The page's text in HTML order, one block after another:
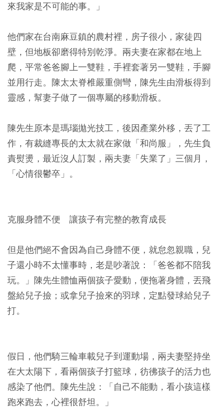
來我家是不可能的事。」
他們家在台南麻豆鎮的農村裡，房子很小，家徒四
壁，但地板卻磨得特別乾淨。兩夫妻在家都在地上
爬，平常爸爸腳上一雙鞋，手裡套著另一雙鞋，手腳
並用行走。陳太太脊椎嚴重側彎，陳先生由滑板得到
靈感，幫妻子做了一個專屬的移動滑板。
陳先生原本是瑪瑙拋光技工，後因產業外移，丟了工
作，有裁縫專長的太太就在家做「和尚服」，先生負
責熨燙，最近沒人訂製，兩夫妻「失業了」三個月，
「心情很鬱卒」。
克服身體不便 讓孩子有完整的教育成長
但是他們絕不會因為自己身體不便，就怠忽親職，兒
子還小時不太懂事時，老是吵著說：「爸爸都不陪我
玩。」陳先生體恤兩個孩子愛動，便拖著身體，丟飛
盤給兒子撿；或拿兒子撿來的羽球，定點發球給兒子
打。
假日，他們騎三輪車載兒子到運動場，兩夫妻堅持坐
在大太陽下，看兩個孩子打籃球，彷彿孩子的活力也
感染了他們。陳先生說：「自己不能動，看小孩這樣
跑來跑去，心裡很舒坦。」